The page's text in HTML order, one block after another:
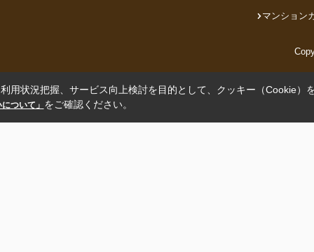
マンション
用状況把握、サービス向上検討を目的として、クッキー（Cookie）
ついて」 をご確認ください。